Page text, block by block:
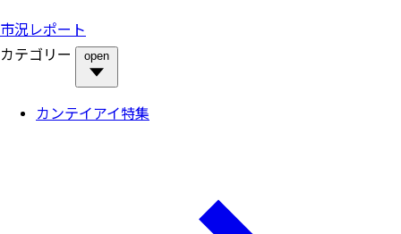
市況レポート
カテゴリー
open
カンテイアイ特集